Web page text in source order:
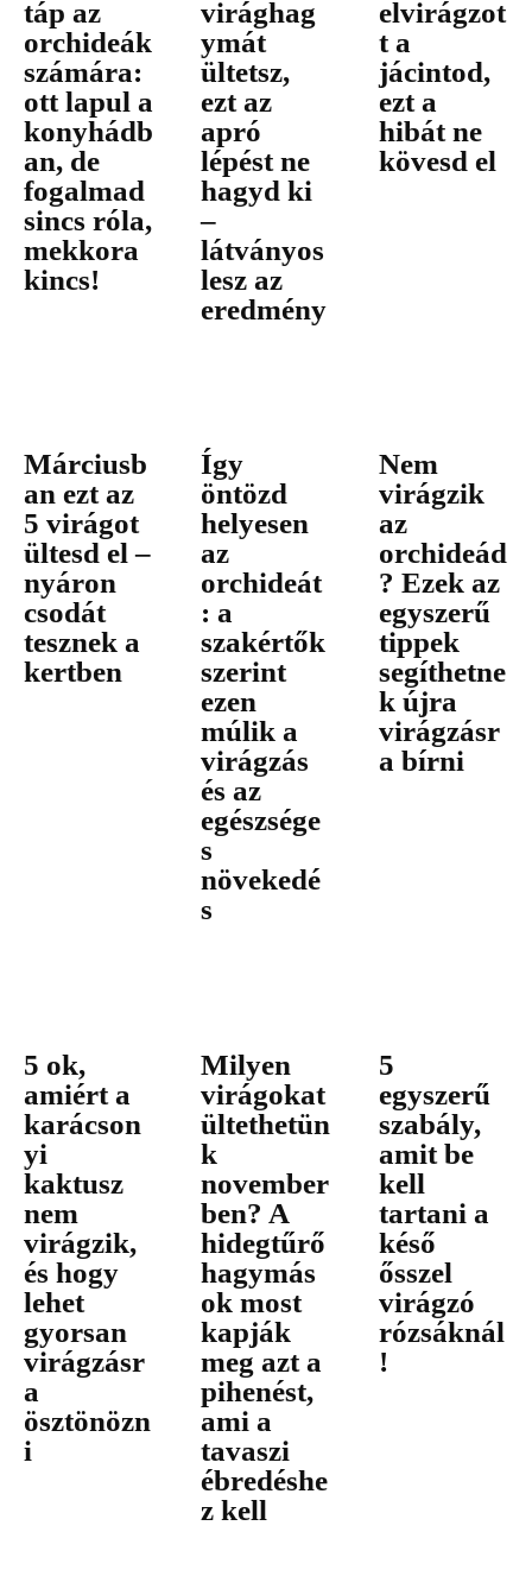
táp az
orchideák
számára:
ott lapul a
konyhádb
an, de
fogalmad
sincs róla,
mekkora
kincs!
virághag
ymát
ültetsz,
ezt az
apró
lépést ne
hagyd ki
–
látványos
lesz az
eredmény
elvirágzot
t a
jácintod,
ezt a
hibát ne
kövesd el
Márciusb
an ezt az
5 virágot
ültesd el –
nyáron
csodát
tesznek a
kertben
Így
öntözd
helyesen
az
orchideát
: a
szakértők
szerint
ezen
múlik a
virágzás
és az
egészsége
s
növekedé
s
Nem
virágzik
az
orchideád
? Ezek az
egyszerű
tippek
segíthetne
k újra
virágzásr
a bírni
5 ok,
amiért a
karácson
yi
kaktusz
nem
virágzik,
és hogy
lehet
gyorsan
virágzásr
a
ösztönözn
i
Milyen
virágokat
ültethetün
k
november
ben? A
hidegtűrő
hagymás
ok most
kapják
meg azt a
pihenést,
ami a
tavaszi
ébredéshe
z kell
5
egyszerű
szabály,
amit be
kell
tartani a
késő
ősszel
virágzó
rózsáknál
!